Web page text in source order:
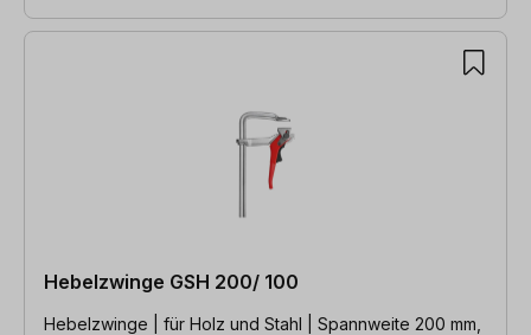
Hebelzwinge GSH 200/ 100
Hebelzwinge | für Holz und Stahl | Spannweite 200 mm,